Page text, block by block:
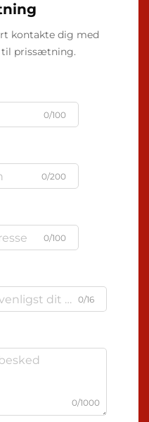
kontakte dig med
til prissætning.
0/100
0/200
0/100
0/16
0/1000